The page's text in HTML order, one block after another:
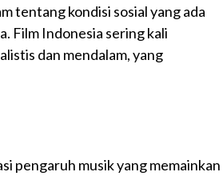
tentang kondisi sosial yang ada
Film Indonesia sering kali
dan mendalam, yang
pengaruh musik yang memainkan